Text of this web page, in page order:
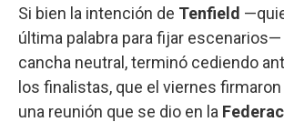
Si bien la intención de Tenfield
última palabra para fijar escenarios—
cancha neutral, terminó cediendo
los finalistas, que el viernes
una reunión que se dio en la